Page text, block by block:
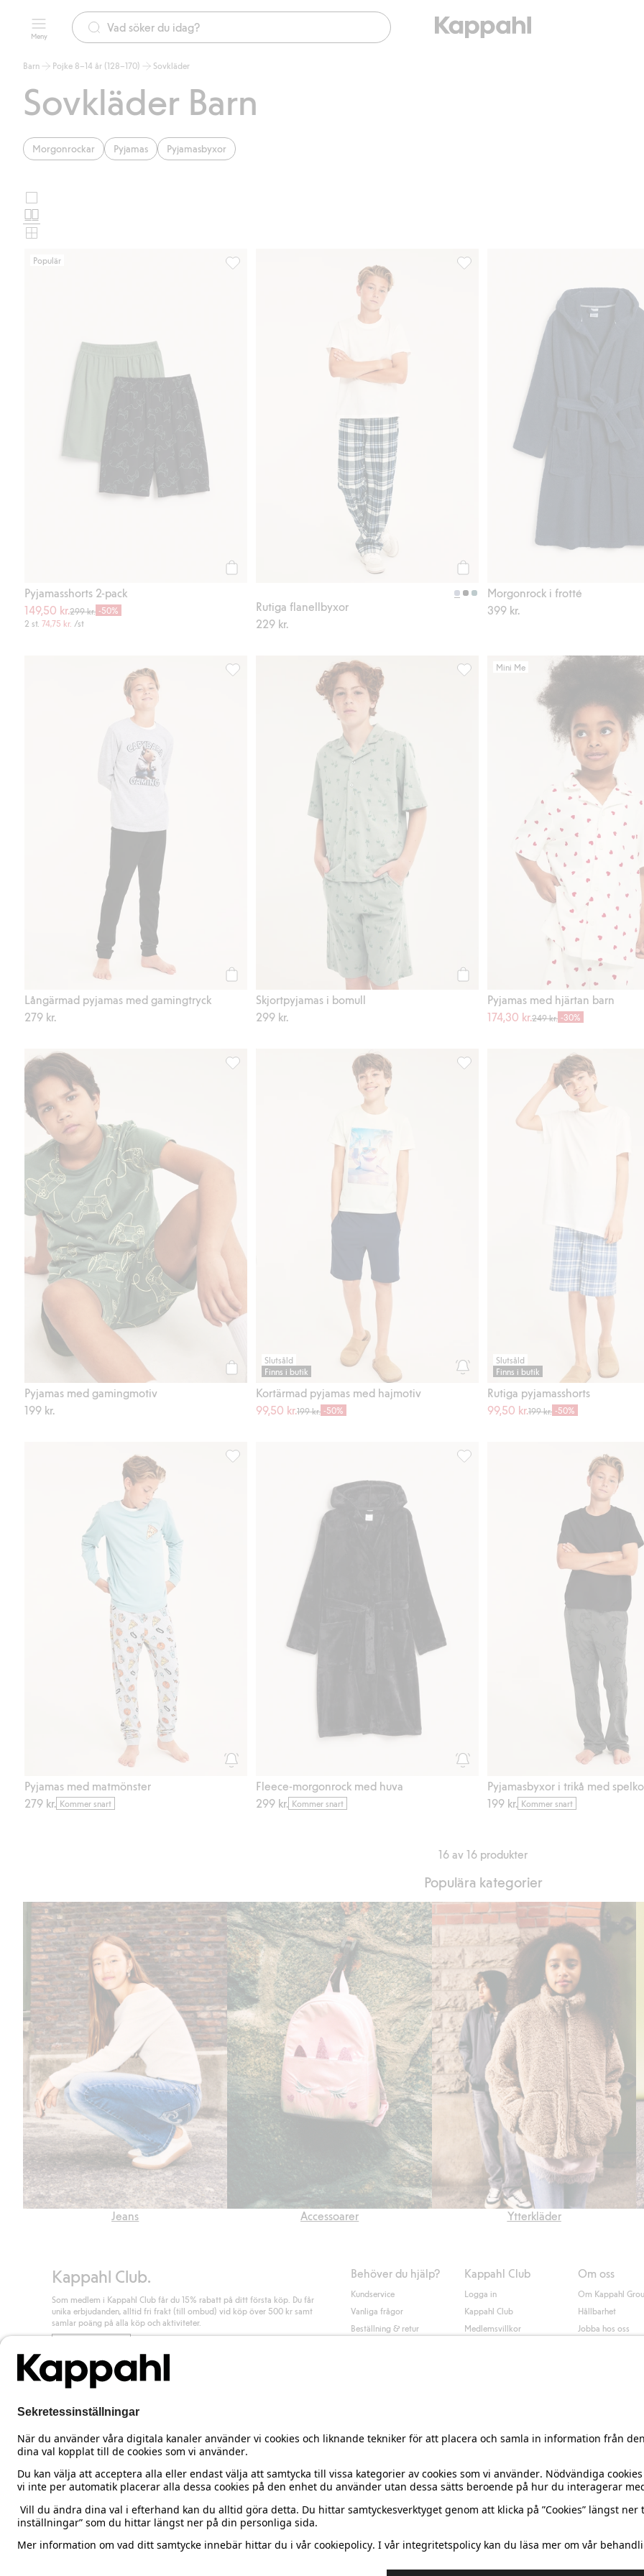
Meny
Barn Pojke 8–14 år (128–170) Sovkläder
Sovkläder Barn
Morgonrockar Pyjamas Pyjamasbyxor
Välj
produktkortslayout
Populär
Pyjamasshorts 2-pack
149,50 kr.299 kr. -50%
2 st. 74,75 kr. /st
Pyjamasshorts 2-pack, Lägg till i favoriter
Rutiga flanellbyxor
229 kr.
Morgonrock i frotté
399 kr.
Långärmad pyjamas med gamingtryck
279 kr.
Långärmad pyjamas med gamingtryck, Lägg till i favoriter
Skjortpyjamas i bomull
299 kr.
Skjortpyjamas i bomull, Lägg till i
Mini Me
Pyjamas med hjärtan barn
174,30 kr.249 kr. -30%
Köp
Pyjamas med gamingmotiv
199 kr.
Pyjamas med gamingmotiv, Lägg till i favoriter
Slutsåld
Finns i butik
Kortärmad pyjamas med hajmotiv
99,50 kr.199 kr. -50%
Kortärmad pyjamas med hajmotiv,
Slutsåld
Finns i butik
Rutiga pyjamasshorts
99,50 kr.199 kr. -50%
Pyjamas med matmönster
279 kr. Kommer snart
Fleece-morgonrock med huva
299 kr. Kommer snart
Fleece-morgonrock med huva, Lägg
Pyjamasbyxor i trikå med
199 kr. Kommer snart
16 av 16 produkter
Populära kategorier
Jeans Accessoarer Ytterkläder
Kappahl Club.
Som medlem i Kappahl Club får du 15% rabatt på ditt första köp. Du får
unika erbjudanden, alltid fri frakt (till ombud) vid köp över 500 kr samt
samlar poäng på alla köp och aktiviteter.
Behöver du hjälp?
Kundservice
Vanliga frågor
Beställning & retur
Kappahl Club
Logga in
Kappahl Club
Medlemsvillkor
Om oss
Om Kappahl
Hållbarhet
Jobba hos oss
Sweden Ändra land
Cookies